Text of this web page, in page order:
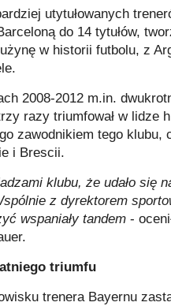
utytułowanych
do 14 tytułów,
w historii futbolu, z
2008-2012 m.in.
razy triumfował w lidze
zawodnikiem tego klubu,
i Brescii.
klubu, że udało się
z dyrektorem
wspaniały tandem -
triumfu
trenera Bayernu